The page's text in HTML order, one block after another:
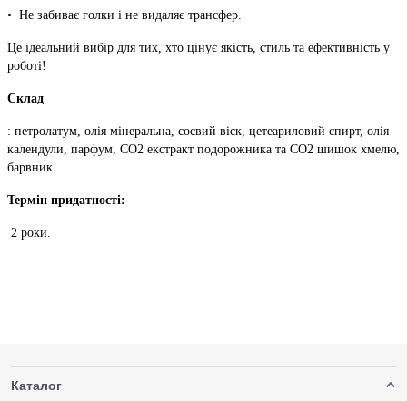
• Не забиває голки і не видаляє трансфер.
Це ідеальний вибір для тих, хто цінує якість, стиль та ефективність у
роботі!
Склад
: петролатум, олія мінеральна, соєвий віск, цетеариловий спирт, олія
календули, парфум, СО2 екстракт подорожника та СО2 шишок хмелю,
барвник.
Термін придатності:
2 роки.
Каталог